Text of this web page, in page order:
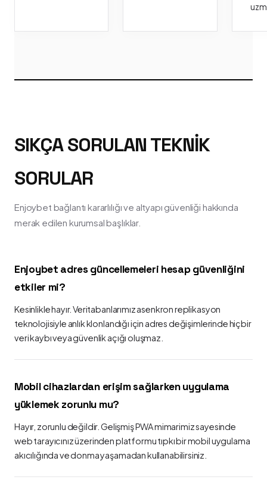
SIKÇA SORULAN TEKNIK
SORULAR
Enjoybet bağlantı kararlılığı ve altyapı güvenliği hakkında
merak edilen kurumsal başlıklar.
Enjoybet adres güncellemeleri hesap güvenliğini
etkiler mi?
Kesinlikle hayır. Veritabanlarımız asenkron replikasyon
teknolojisiyle anlık klonlandığı için adres değişimlerinde hiçbir
veri kaybı veya güvenlik açığı oluşmaz.
Mobil cihazlardan erişim sağlarken uygulama
yüklemek zorunlu mu?
Hayır, zorunlu değildir. Gelişmiş PWA mimarimiz sayesinde
web tarayıcınız üzerinden platformu tıpkı bir mobil uygulama
akıcılığında ve donma yaşamadan kullanabilirsiniz.